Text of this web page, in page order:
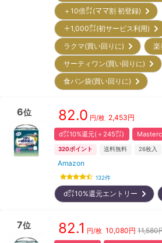
＋10倍㌽(ママ割 初登録)
＋1,000㌽(初サービス利用)
ラクマ(買い回りに)
サーティワン(買い回りに)
食パン袋(買い回りに)
6位 82.0 円/枚 2,453円
d㌽10%還元(＋245㌽)
320ポイント 送料無料 26枚入
Amazon
132件
d㌽10%還元エントリー
7位 82.1 円/枚 10,080円 11,580